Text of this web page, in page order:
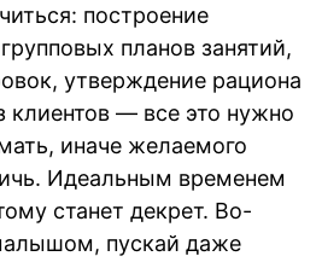
построение
планов занятий,
утверждение рациона
клиентов — все это нужно
иначе желаемого
Идеальным временем
станет декрет. Во-
пускай даже